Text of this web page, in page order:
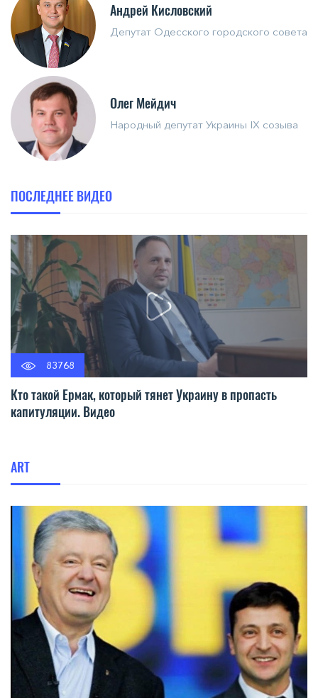
Андрей Кисловский
Депутат Одесского городского совета
Олег Мейдич
Народный депутат Украины IX созыва
ПОСЛЕДНЕЕ ВИДЕО
83768
Кто такой Ермак, который тянет Украину в пропасть
капитуляции. Видео
ART